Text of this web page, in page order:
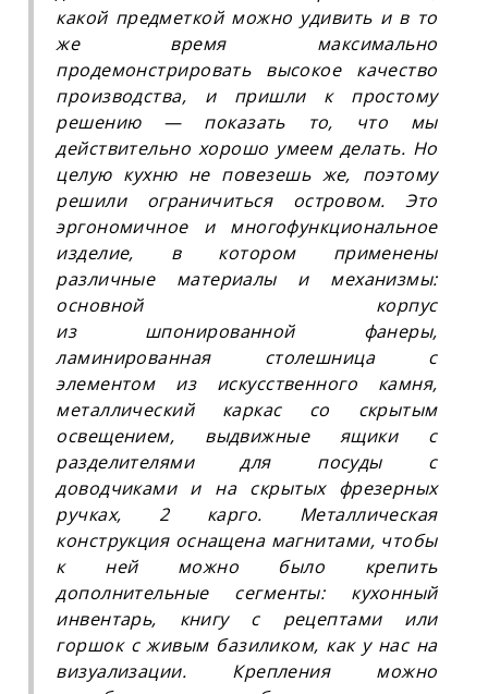
какой предметкой можно удивить и в то
же время максимально
продемонстрировать высокое качество
производства, и пришли к простому
решению — показать то, что мы
действительно хорошо умеем делать. Но
целую кухню не повезешь же, поэтому
решили ограничиться островом. Это
эргономичное и многофункциональное
изделие, в котором применены
различные материалы и механизмы:
основной корпус
из шпонированной фанеры,
ламинированная столешница с
элементом из искусственного камня,
металлический каркас со скрытым
освещением, выдвижные ящики с
разделителями для посуды с
доводчиками и на скрытых фрезерных
ручках, 2 карго. Металлическая
конструкция оснащена магнитами, чтобы
к ней можно было крепить
дополнительные сегменты: кухонный
инвентарь, книгу с рецептами или
горшок с живым базиликом, как у нас на
визуализации. Крепления можно